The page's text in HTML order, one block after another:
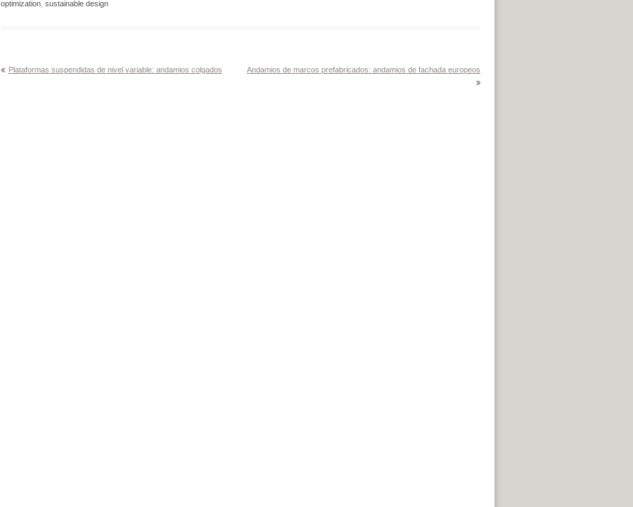
optimization, sustainable design
Navegación
Plataformas suspendidas de nivel variable: andamios colgados Andamios de marcos prefabricados: andamios de fachada europeos